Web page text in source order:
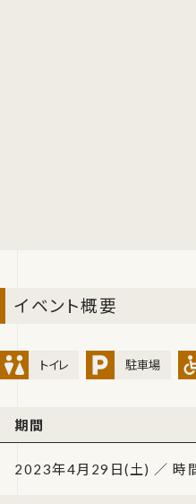
イベント概要
トイレ 駐車場
期間
2023年4月29日(土) ／ 時